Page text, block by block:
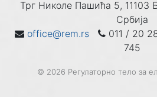
Трг Николе Пашића 5, 11103
Србија
office@rem.rs
011 / 20
745
© 2026 Регулаторно тело за